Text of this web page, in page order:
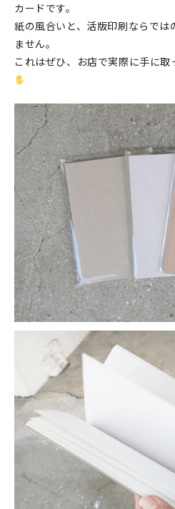
カードです。
紙の風合いと、活版印刷ならでは
ません。
これはぜひ、お店で実際に手に